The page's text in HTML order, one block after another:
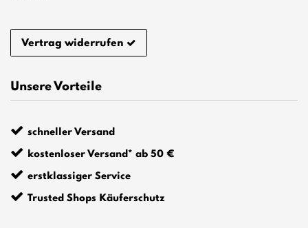
Vertrag widerrufen
Unsere Vorteile
schneller Versand
kostenloser Versand* ab 50 €
erstklassiger Service
Trusted Shops Käuferschutz